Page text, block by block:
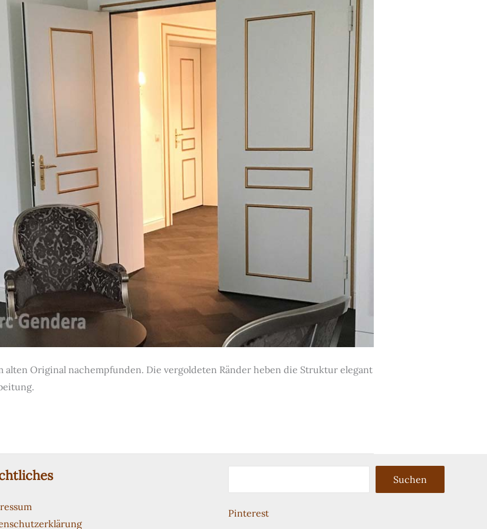
Original nachempfunden. Die vergoldeten Ränder heben die Struktur elegant
Suchen
Pinterest